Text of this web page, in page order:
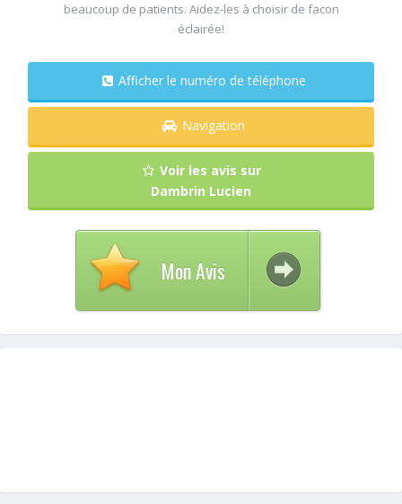
beaucoup de patients. Aidez-les à choisir de facon
éclairée!
Afficher le numéro de téléphone
Navigation
Voir les avis sur
Dambrin Lucien
Mon Avis